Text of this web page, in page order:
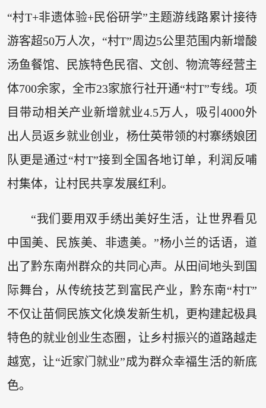
“村T+非遗体验+民俗研学”主题游线路累计接待
游客超50万人次，“村T”周边5公里范围内新增酸
汤鱼餐馆、民族特色民宿、文创、物流等经营主
体700余家，全市23家旅行社开通“村T”专线。项
目带动相关产业新增就业4.5万人，吸引4000外
出人员返乡就业创业，杨仕英带领的村寨绣娘团
队更是通过“村T”接到全国各地订单，利润反哺
村集体，让村民共享发展红利。
“我们要用双手绣出美好生活，让世界看见
中国美、民族美、非遗美。”杨小兰的话语，道
出了黔东南州群众的共同心声。从田间地头到国
际舞台，从传统技艺到富民产业，黔东南“村T”
不仅让苗侗民族文化焕发新生机，更构建起极具
特色的就业创业生态圈，让乡村振兴的道路越走
越宽，让“近家门就业”成为群众幸福生活的新底
色。